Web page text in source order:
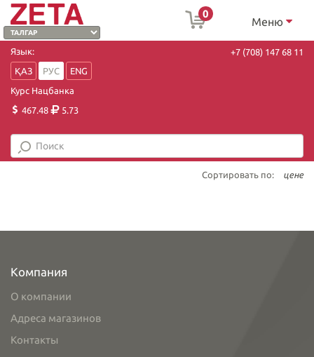
0
Меню
Язык:
ҚАЗ
РУС
ENG
Курс Нацбанка
467.48
5.73
+7 (708) 147 68 11
Сортировать по: цене
Компания
О компании
Адреса магазинов
Контакты